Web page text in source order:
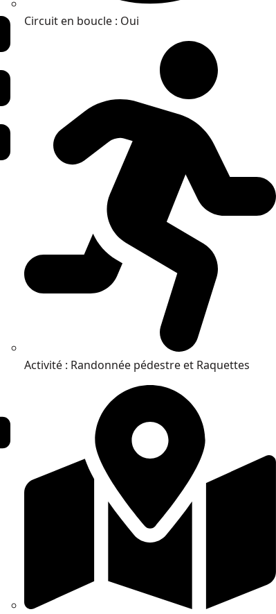
Circuit en boucle : Oui
Activité : Randonnée pédestre et Raquettes